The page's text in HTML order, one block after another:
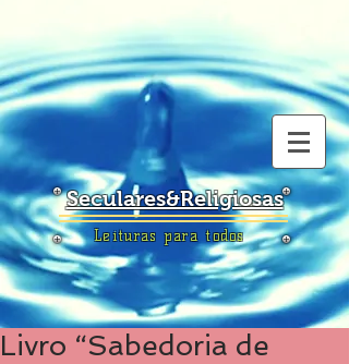
Seculares&Religiosas
Leituras para todos
Livro “Sabedoria de